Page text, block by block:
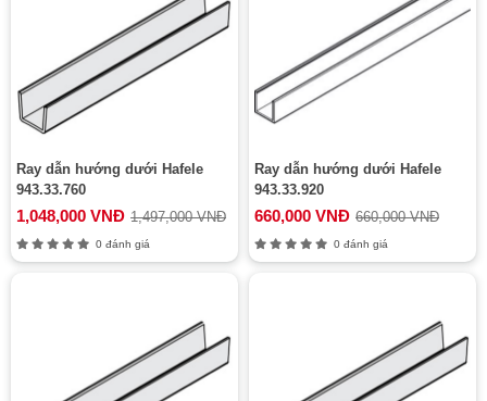
Ray dẫn hướng dưới Hafele
943.33.760
1,048,000 VNĐ 1,497,000 VNĐ
0 đánh giá
Ray dẫn hướng dưới Hafele
943.33.920
660,000 VNĐ 660,000 VNĐ
0 đánh giá